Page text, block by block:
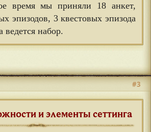
время мы приняли 18 анкет,
эпизодов, 3 квестовых эпизода
ведется набор.
#3
и элементы сеттинга